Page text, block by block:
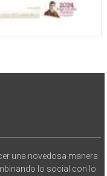
una novedosa manera
lo social con lo